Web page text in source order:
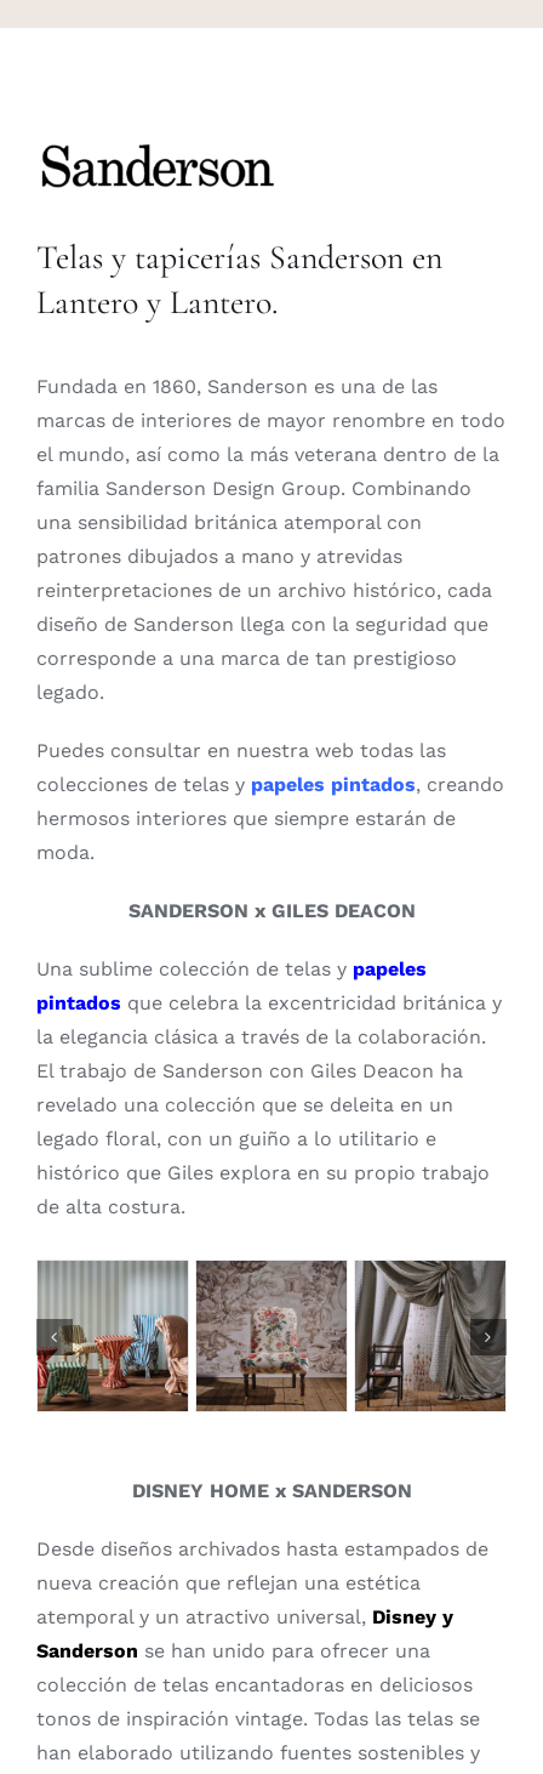
Telas y tapicerías Sanderson en
Lantero y Lantero.
Fundada en 1860, Sanderson es una de las
marcas de interiores de mayor renombre en todo
el mundo, así como la más veterana dentro de la
familia Sanderson Design Group. Combinando
una sensibilidad británica atemporal con
patrones dibujados a mano y atrevidas
reinterpretaciones de un archivo histórico, cada
diseño de Sanderson llega con la seguridad que
corresponde a una marca de tan prestigioso
legado.
Puedes consultar en nuestra web todas las
colecciones de telas y papeles pintados, creando
hermosos interiores que siempre estarán de
moda.
SANDERSON x GILES DEACON
Una sublime colección de telas y papeles
pintados que celebra la excentricidad británica y
la elegancia clásica a través de la colaboración.
El trabajo de Sanderson con Giles Deacon ha
revelado una colección que se deleita en un
legado floral, con un guiño a lo utilitario e
histórico que Giles explora en su propio trabajo
de alta costura.
DISNEY HOME x SANDERSON
Desde diseños archivados hasta estampados de
nueva creación que reflejan una estética
atemporal y un atractivo universal, Disney y
Sanderson se han unido para ofrecer una
colección de telas encantadoras en deliciosos
tonos de inspiración vintage. Todas las telas se
han elaborado utilizando fuentes sostenibles y